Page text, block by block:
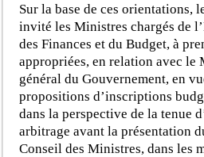
Sur la base de ces orientations,
invité les Ministres chargés de
des Finances et du Budget, à
appropriées, en relation avec le
général du Gouvernement, en
propositions d’inscriptions
dans la perspective de la tenue
arbitrage avant la présentation
Conseil des Ministres, dans les